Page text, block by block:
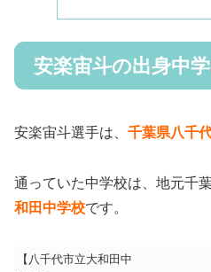
安楽宙斗の出身中
安楽宙斗選手は、 千葉県八千
通っていた中学校は、地元千
和田中学校です。
【八千代市立大和田中